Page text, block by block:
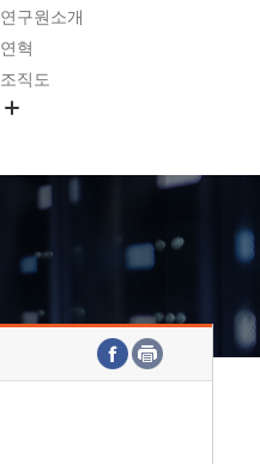
연구원소개
연혁
조직도
연구원 고객헌장
주요업무연락처